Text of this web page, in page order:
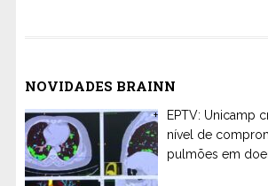
NOVIDADES BRAINN
EPTV: Unicamp
nível de
pulmões em